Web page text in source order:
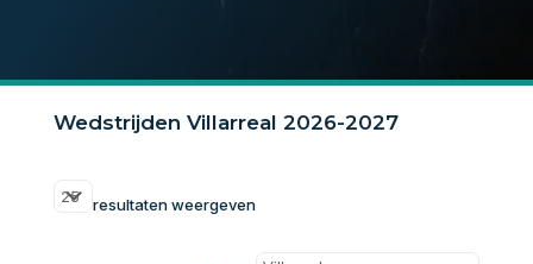
Wedstrijden Villarreal 2026-2027
resultaten weergeven